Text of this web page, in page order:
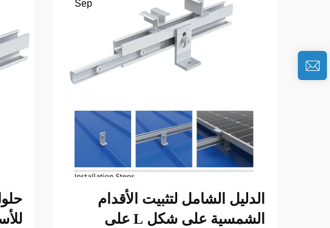
Sep
الدليل الشامل لتثبيت الأقدام
الشمسية على شكل L على